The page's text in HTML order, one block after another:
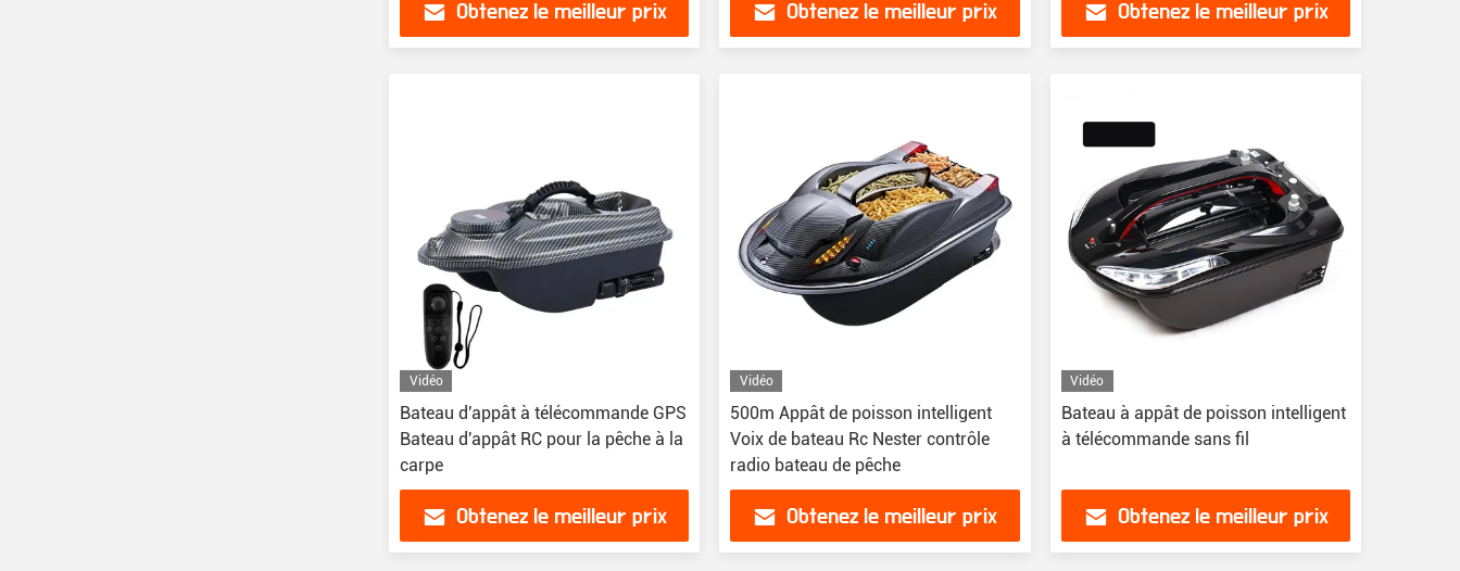
Obtenez le meilleur prix Obtenez le meilleur prix Obtenez le meilleur prix
Vidéo
Bateau d'appât à télécommande GPS
Bateau d'appât RC pour la pêche à la
carpe
Obtenez le meilleur prix
Vidéo
500m Appât de poisson intelligent
Voix de bateau Rc Nester contrôle
radio bateau de pêche
Obtenez le meilleur prix
Vidéo
Bateau à appât de poisson intelligent
à télécommande sans fil
Obtenez le meilleur prix